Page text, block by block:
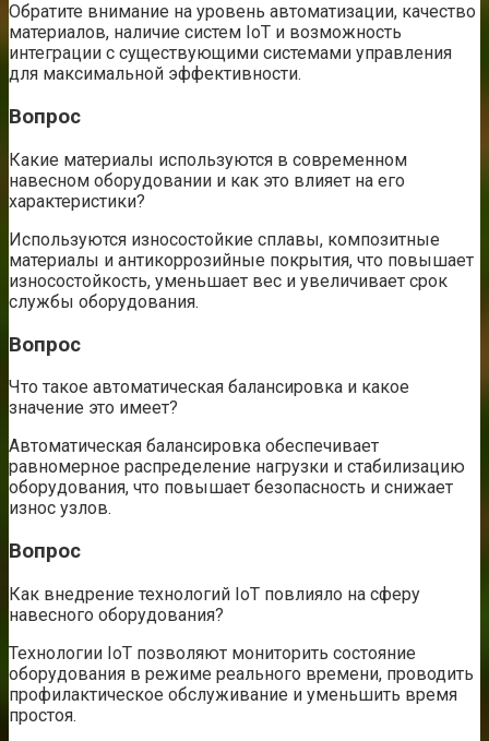
Обратите внимание на уровень автоматизации, качество
материалов, наличие систем IoT и возможность
интеграции с существующими системами управления
для максимальной эффективности.
Вопрос
Какие материалы используются в современном
навесном оборудовании и как это влияет на его
характеристики?
Используются износостойкие сплавы, композитные
материалы и антикоррозийные покрытия, что повышает
износостойкость, уменьшает вес и увеличивает срок
службы оборудования.
Вопрос
Что такое автоматическая балансировка и какое
значение это имеет?
Автоматическая балансировка обеспечивает
равномерное распределение нагрузки и стабилизацию
оборудования, что повышает безопасность и снижает
износ узлов.
Вопрос
Как внедрение технологий IoT повлияло на сферу
навесного оборудования?
Технологии IoT позволяют мониторить состояние
оборудования в режиме реального времени, проводить
профилактическое обслуживание и уменьшить время
простоя.